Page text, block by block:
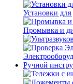
Установки
Промывка и
Ручной